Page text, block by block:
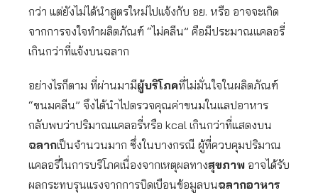
กว่า แต่ยังไม่ได้นำสูตรใหม่ไปแจ้งกับ อย. หรือ อาจจะเกิด
จากการจงใจทำผลิตภัณฑ์ “ไม่คลีน” คือมีประมาณแคลอรี่
เกินกว่าที่แจ้งบนฉลาก
อย่างไรก็ตาม ที่ผ่านมามีผู้บริโภคที่ไม่มั่นใจในผลิตภัณฑ์
“ขนมคลีน” จึงได้นำไปตรวจคุณค่าขนมในแลปอาหาร
กลับพบว่าปริมาณแคลอรี่หรือ kcal เกินกว่าที่แสดงบน
ฉลากเป็นจำนวนมาก ซึ่งในบางกรณี ผู้ที่ควบคุมปริมาณ
แคลอรี่ในการบริโภคเนื่องจากเหตุผลทางสุขภาพ อาจได้รับ
ผลกระทบรุนแรงจากการบิดเบือนข้อมูลบนฉลากอาหาร